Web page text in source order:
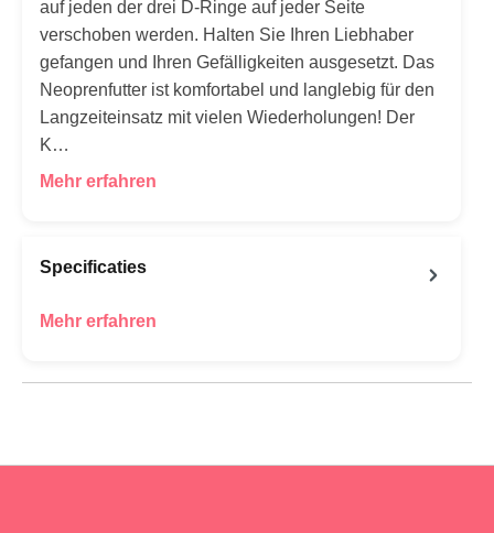
auf jeden der drei D-Ringe auf jeder Seite
verschoben werden. Halten Sie Ihren Liebhaber
gefangen und Ihren Gefälligkeiten ausgesetzt. Das
Neoprenfutter ist komfortabel und langlebig für den
Langzeiteinsatz mit vielen Wiederholungen! Der
K…
Mehr erfahren
Specificaties
Mehr erfahren